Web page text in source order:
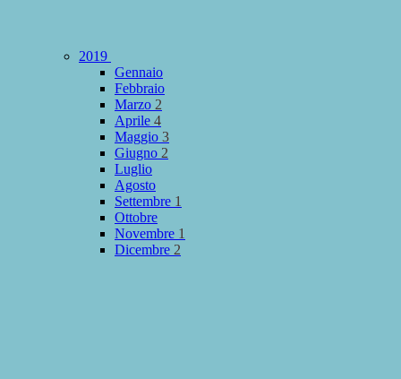
2019
Gennaio
Febbraio
Marzo 2
Aprile 4
Maggio 3
Giugno 2
Luglio
Agosto
Settembre 1
Ottobre
Novembre 1
Dicembre 2